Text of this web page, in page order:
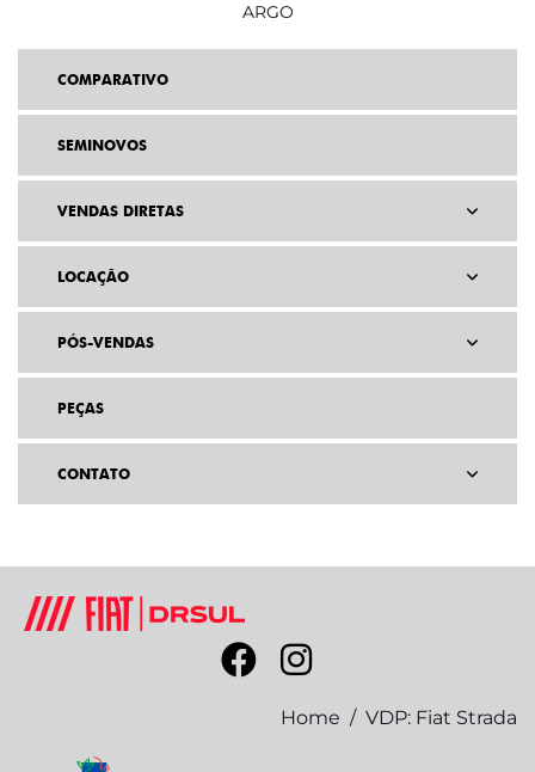
ARGO
COMPARATIVO
SEMINOVOS
VENDAS DIRETAS
LOCAÇÃO
PÓS-VENDAS
PEÇAS
CONTATO
Home VDP: Fiat Strada